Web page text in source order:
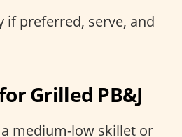
if preferred, serve, and
Grilled PB&J
medium-low skillet or